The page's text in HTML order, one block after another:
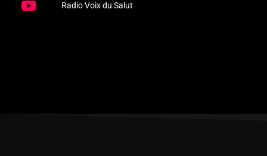
Radio Voix du Salut